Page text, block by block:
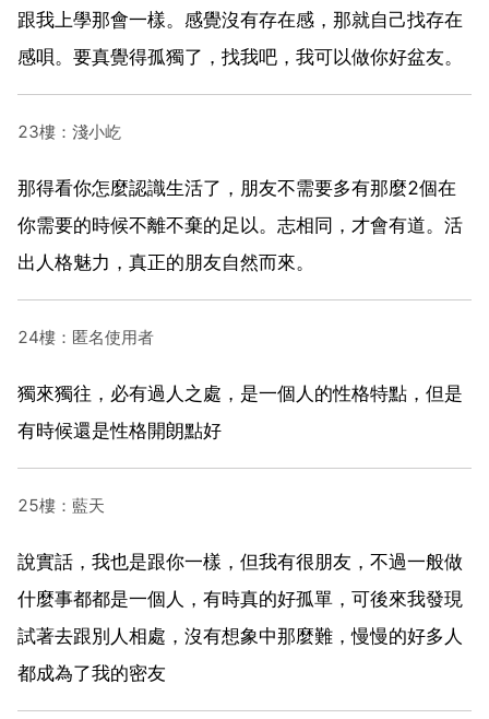
跟我上學那會一樣。感覺沒有存在感，那就自己找存在
感唄。要真覺得孤獨了，找我吧，我可以做你好盆友。
23樓：淺小屹
那得看你怎麼認識生活了，朋友不需要多有那麼2個在
你需要的時候不離不棄的足以。志相同，才會有道。活
出人格魅力，真正的朋友自然而來。
24樓：匿名使用者
獨來獨往，必有過人之處，是一個人的性格特點，但是
有時候還是性格開朗點好
25樓：藍天
說實話，我也是跟你一樣，但我有很朋友，不過一般做
什麼事都都是一個人，有時真的好孤單，可後來我發現
試著去跟別人相處，沒有想象中那麼難，慢慢的好多人
都成為了我的密友